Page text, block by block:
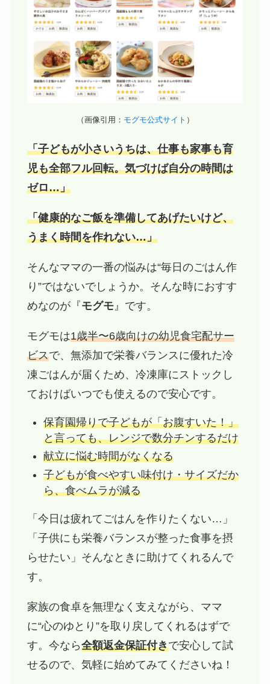
（画像引用： モグモ公式サイト ）
「子どもが小さいうちは、仕事も家事も育
児も全部フル回転。気づけば自分の時間は
ゼロ…」
「健康的なご飯を準備してあげたいけど、
うまく時間を作れない…」
そんなママの一番の悩みは“毎日のごはん作
り”ではないでしょうか。そんな時におすす
めなのが『モグモ』です。
モグモは1歳半〜6歳向けの幼児食宅配サー
ビスで、無添加で栄養バランスに優れた冷
凍ごはんが届くため、冷凍庫にストックし
ておけばいつでも使えるので安心です。
保育園帰りで子どもが「お腹すいた！」
と言っても、レンジで数分チンするだけ
献立に悩む時間がなくなる
子どもが食べやすい味付け・サイズだか
ら、食べムラが減る
「今日は疲れてごはんを作りたくない…」
「子供にも栄養バランスが整った食事を摂
らせたい」そんなときに助けてくれるんで
す。
家族の食卓を無理なく支えながら、ママ
に“心のゆとり”を取り戻してくれるはずで
す。今なら全額返金保証付きで安心して試
せるので、気軽に始めてみてくださいね！